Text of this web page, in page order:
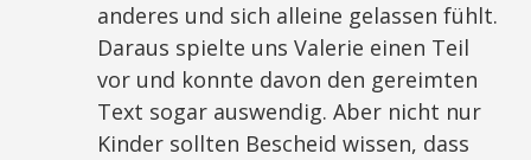
anderes und sich alleine gelassen fühlt.
Daraus spielte uns Valerie einen Teil
vor und konnte davon den gereimten
Text sogar auswendig. Aber nicht nur
Kinder sollten Bescheid wissen, dass